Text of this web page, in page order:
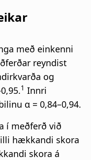
með einkenni
reyndist
og
1 Innri
α = 0,84–0,94.
í meðferð við
hækkandi skora
skora á